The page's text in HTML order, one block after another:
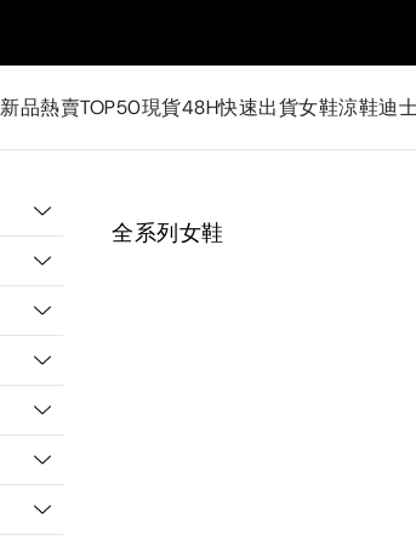
新品熱賣TOP50現貨48H快速出貨女鞋涼鞋迪
全系列女鞋